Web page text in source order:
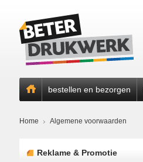
bestellen en bezorgen
Home Algemene voorwaarden
Reklame & Promotie